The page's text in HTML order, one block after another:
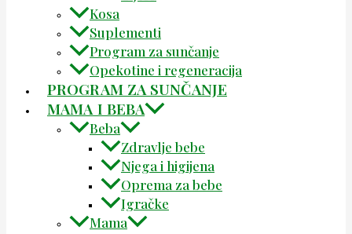
Kosa
Suplementi
Program za sunčanje
Opekotine i regeneracija
PROGRAM ZA SUNČANJE
MAMA I BEBA
Beba
Zdravlje bebe
Njega i higijena
Oprema za bebe
Igračke
Mama